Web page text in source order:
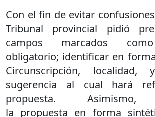
Con el fin de evitar
Tribunal provincial pidió
campos marcados
obligatorio; identificar en
Circunscripción,
sugerencia al cual hará
propuesta. Asimismo,
la propuesta en forma